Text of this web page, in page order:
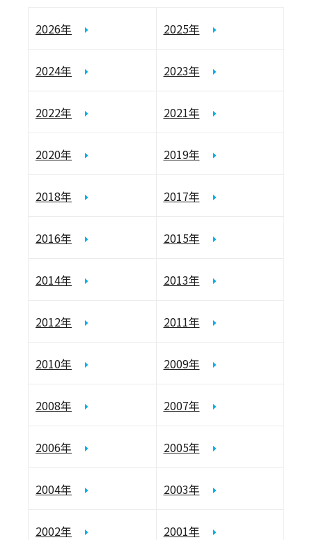
2026年 2025年
2024年 2023年
2022年 2021年
2020年 2019年
2018年 2017年
2016年 2015年
2014年 2013年
2012年 2011年
2010年 2009年
2008年 2007年
2006年 2005年
2004年 2003年
2002年 2001年